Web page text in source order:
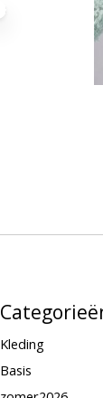
Kleding
Basis